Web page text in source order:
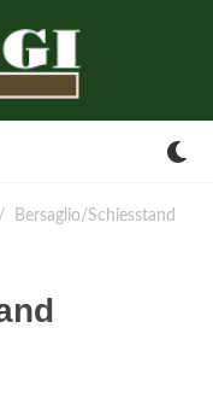
Bersaglio/Schiesstand